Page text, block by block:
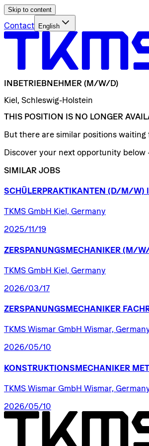
Skip to content
Contact English
INBETRIEBNEHMER (M/W/D)
Kiel, Schleswig-Holstein
THIS POSITION IS NO LONGER
But there are similar positions waiting
Discover your next opportunity below
SIMILAR JOBS
SCHÜLERPRAKTIKANTEN (D/​M/​W)
TKMS GmbH Kiel, Germany
2025/11/19
ZERSPANUNGSMECHANIKER (M/
TKMS GmbH Kiel, Germany
2026/03/17
ZERSPANUNGSMECHANIKER
TKMS Wismar GmbH Wismar,
2026/05/10
KONSTRUKTIONSMECHANIKER
TKMS Wismar GmbH Wismar,
2026/05/10